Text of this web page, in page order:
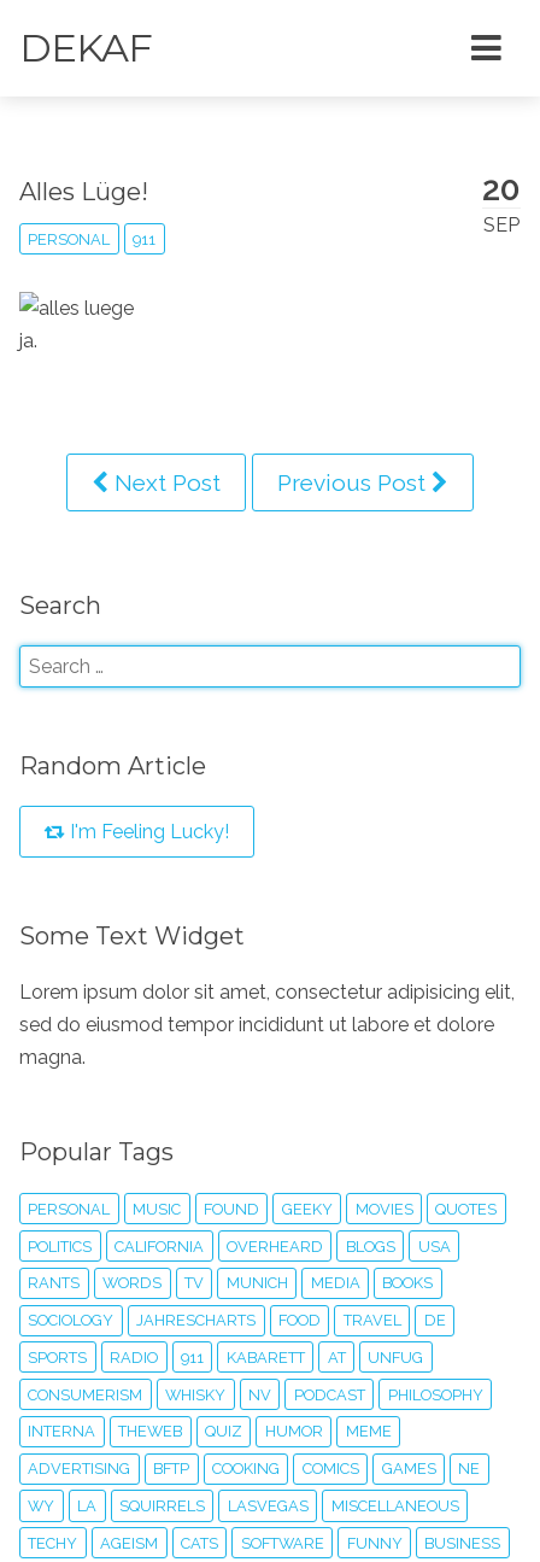
DEKAF
20
SEP
Alles Lüge!
PERSONAL 911
ja.
Next Post Previous Post
Search
Random Article
I'm Feeling Lucky!
Some Text Widget
Lorem ipsum dolor sit amet, consectetur adipisicing elit,
sed do eiusmod tempor incididunt ut labore et dolore
magna.
Popular Tags
PERSONAL MUSIC FOUND GEEKY MOVIES QUOTES
POLITICS CALIFORNIA OVERHEARD BLOGS USA
RANTS WORDS TV MUNICH MEDIA BOOKS
SOCIOLOGY JAHRESCHARTS FOOD TRAVEL DE
SPORTS RADIO 911 KABARETT AT UNFUG
CONSUMERISM WHISKY NV PODCAST PHILOSOPHY
INTERNA THEWEB QUIZ HUMOR MEME
ADVERTISING BFTP COOKING COMICS GAMES NE
WY LA SQUIRRELS LASVEGAS MISCELLANEOUS
TECHY AGEISM CATS SOFTWARE FUNNY BUSINESS